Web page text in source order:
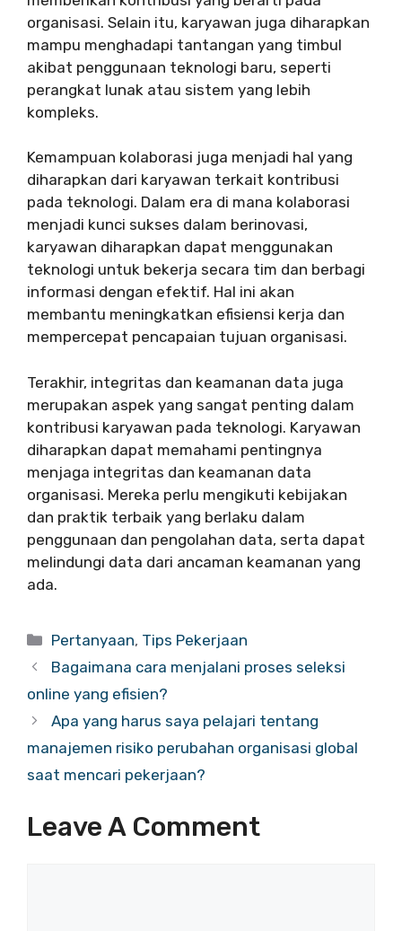
organisasi. Selain itu, karyawan juga diharapkan
mampu menghadapi tantangan yang timbul
akibat penggunaan teknologi baru, seperti
perangkat lunak atau sistem yang lebih
kompleks.
Kemampuan kolaborasi juga menjadi hal yang
diharapkan dari karyawan terkait kontribusi
pada teknologi. Dalam era di mana kolaborasi
menjadi kunci sukses dalam berinovasi,
karyawan diharapkan dapat menggunakan
teknologi untuk bekerja secara tim dan berbagi
informasi dengan efektif. Hal ini akan
membantu meningkatkan efisiensi kerja dan
mempercepat pencapaian tujuan organisasi.
Terakhir, integritas dan keamanan data juga
merupakan aspek yang sangat penting dalam
kontribusi karyawan pada teknologi. Karyawan
diharapkan dapat memahami pentingnya
menjaga integritas dan keamanan data
organisasi. Mereka perlu mengikuti kebijakan
dan praktik terbaik yang berlaku dalam
penggunaan dan pengolahan data, serta dapat
melindungi data dari ancaman keamanan yang
ada.
Categories
Pertanyaan, Tips Pekerjaan
Bagaimana cara menjalani proses seleksi
online yang efisien?
Apa yang harus saya pelajari tentang
manajemen risiko perubahan organisasi global
saat mencari pekerjaan?
Leave A Comment